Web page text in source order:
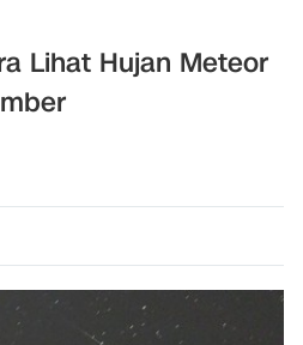
Lihat Hujan Meteor